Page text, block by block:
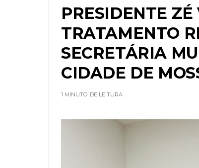
PRESIDENTE
TRATAMENTO
SECRETÁRIA
CIDADE DE
1 MINUTO DE LEITURA